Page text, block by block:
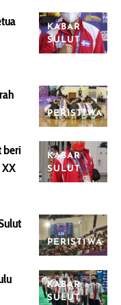
KABAR
SULUT
PERISTIWA
KABAR
SULUT
beri
PERISTIWA
KABAR
SULUT